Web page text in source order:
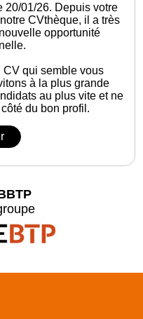
20/01/26. Depuis votre
CVthèque, il a très
opportunité
CV qui semble vous
à la plus grande
au plus vite et ne
du bon profil.